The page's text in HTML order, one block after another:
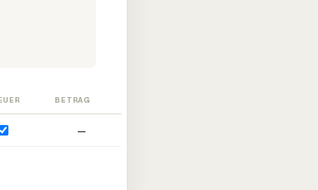
BETRAG
—